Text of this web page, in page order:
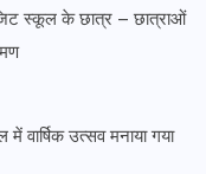
स्कूल के छात्र – छात्राओं
में वार्षिक उत्सव मनाया गया